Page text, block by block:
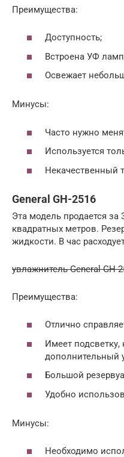
Преимущества:
Доступность;
Встроена УФ
Освежает
Минусы:
Часто нужно
Используется
Некачественный
General GH-2516
Эта модель продается за
квадратных метров.
жидкости. В час
увлажнитель General GH-
Преимущества:
Отлично
Имеет подсветку,
дополнительный
Большой
Удобно
Минусы:
Необходимо